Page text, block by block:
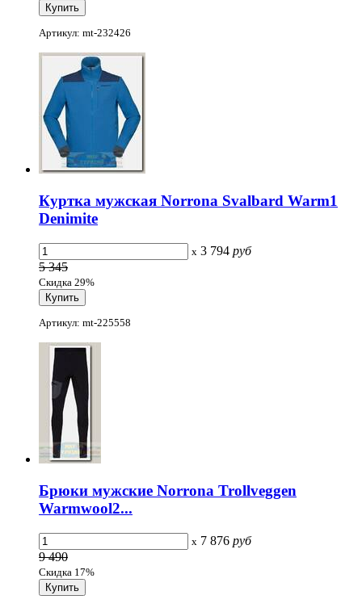
Артикул: mt-232426
Куртка мужская Norrona Svalbard Warm1
Denimite
x 3 794 руб
5 345
Скидка 29%
Артикул: mt-225558
Брюки мужские Norrona Trollveggen
Warmwool2...
x 7 876 руб
9 490
Скидка 17%